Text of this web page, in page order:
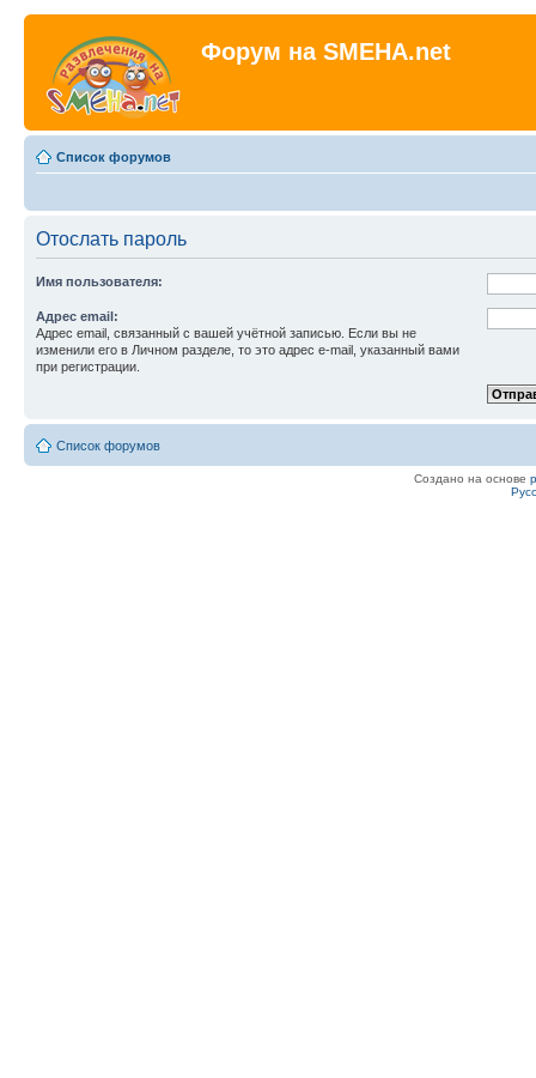
Форум на SMEHA.net
Список форумов
Отослать пароль
Имя пользователя:
Адрес email:
Адрес email, связанный с вашей учётной записью. Если вы не
изменили его в Личном разделе, то это адрес e-mail, указанный вами
при регистрации.
Список форумов
Создано на основе